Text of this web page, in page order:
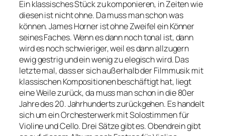
Ein klassisches Stück zu komponieren, in Zeiten wie
diesen ist nicht ohne. Da muss man schon was
können. James Horner ist ohne Zweifel ein Könner
seines Faches. Wenn es dann noch tonal ist, dann
wird es noch schwieriger, weil es dann allzugern
ewig gestrig und ein wenig zu elegisch wird. Das
letzte mal, dass er sich außerhalb der Filmmusik mit
klassischen Kompositionen beschäftigt hat, liegt
eine Weile zurück, da muss man schon in die 80er
Jahre des 20. Jahrhunderts zurückgehen. Es handelt
sich um ein Orchesterwerk mit Solostimmen für
Violine und Cello. Drei Sätze gibt es. Obendrein gibt